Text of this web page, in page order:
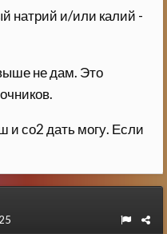
натрий и/или калий -
не дам. Это
и со2 дать могу. Если